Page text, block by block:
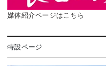
媒体紹介ページはこちら
特設ページ